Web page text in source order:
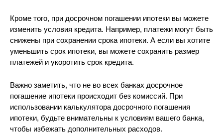
Кроме того, при досрочном погашении ипотеки вы можете
изменить условия кредита. Например, платежи могут быть
снижены при сохранении срока ипотеки. А если вы хотите
уменьшить срок ипотеки, вы можете сохранить размер
платежей и укоротить срок кредита.
Важно заметить, что не во всех банках досрочное
погашение ипотеки происходит без комиссий. При
использовании калькулятора досрочного погашения
ипотеки, будьте внимательны к условиям вашего банка,
чтобы избежать дополнительных расходов.